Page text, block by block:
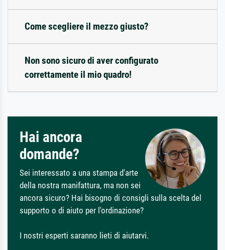
Come scegliere il mezzo giusto?
Non sono sicuro di aver configurato
correttamente il mio quadro!
Hai ancora
domande?
Sei interessato a una stampa d'arte
della nostra manifattura, ma non sei
ancora sicuro? Hai bisogno di consigli sulla scelta del
supporto o di aiuto per l'ordinazione?
I nostri esperti saranno lieti di aiutarvi.